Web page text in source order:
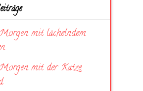
mit lächelndem
mit der Katze